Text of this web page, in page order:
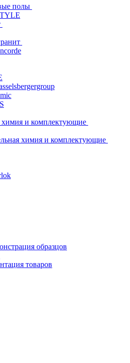
полы
химия и комплектующие
химия и комплектующие
образцов
товаров